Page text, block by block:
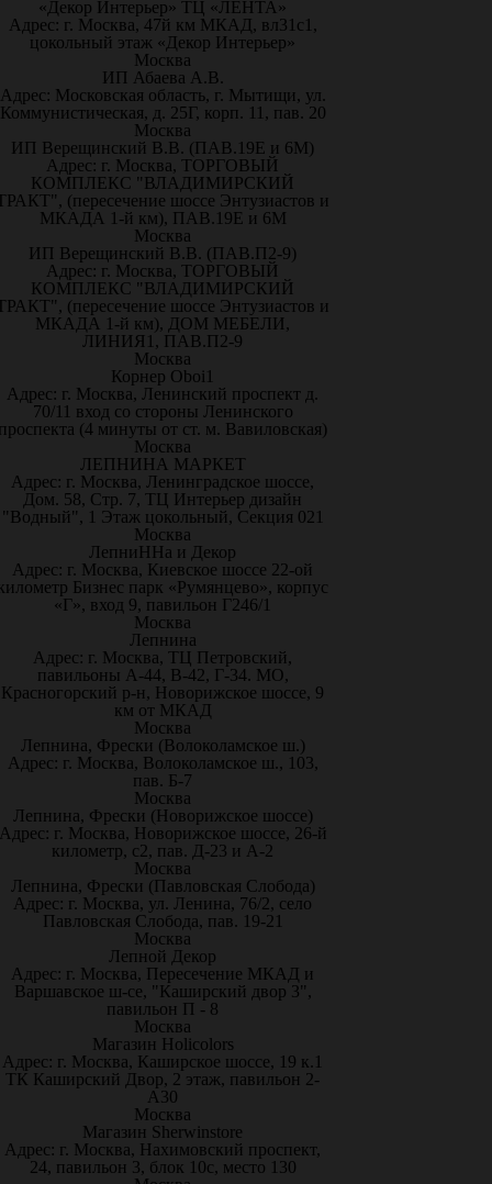
«Декор Интерьер» ТЦ «ЛЕНТА»
Адрес: г. Москва, 47й км МКАД, вл31с1,
цокольный этаж «Декор Интерьер»
Москва
ИП Абаева А.В.
Адрес: Московская область, г. Мытищи, ул.
Коммунистическая, д. 25Г, корп. 11, пав. 20
Москва
ИП Верещинский В.В. (ПАВ.19Е и 6М)
Адрес: г. Москва, ТОРГОВЫЙ
КОМПЛЕКС "ВЛАДИМИРСКИЙ
(пересечение шоссе Энтузиастов и
МКАДА 1-й км), ПАВ.19Е и 6М
Москва
ИП Верещинский В.В. (ПАВ.П2-9)
Адрес: г. Москва, ТОРГОВЫЙ
КОМПЛЕКС "ВЛАДИМИРСКИЙ
(пересечение шоссе Энтузиастов и
МКАДА 1-й км), ДОМ МЕБЕЛИ,
ЛИНИЯ1, ПАВ.П2-9
Москва
Корнер Oboi1
Адрес: г. Москва, Ленинский проспект д.
70/11 вход со стороны Ленинского
(4 минуты от ст. м. Вавиловская)
Москва
ЛЕПНИНА МАРКЕТ
Адрес: г. Москва, Ленинградское шоссе,
Дом. 58, Стр. 7, ТЦ Интерьер дизайн
"Водный", 1 Этаж цокольный, Секция 021
Москва
ЛепниННа и Декор
Адрес: г. Москва, Киевское шоссе 22-ой
Бизнес парк «Румянцево», корпус
«Г», вход 9, павильон Г246/1
Москва
Лепнина
Адрес: г. Москва, ТЦ Петровский,
павильоны А-44, В-42, Г-34. МО,
Красногорский р-н, Новорижское шоссе, 9
км от МКАД
Москва
Лепнина, Фрески (Волоколамское ш.)
Адрес: г. Москва, Волоколамское ш., 103,
пав. Б-7
Москва
Лепнина, Фрески (Новорижское шоссе)
г. Москва, Новорижское шоссе, 26-й
километр, с2, пав. Д-23 и А-2
Москва
Лепнина, Фрески (Павловская Слобода)
Адрес: г. Москва, ул. Ленина, 76/2, село
Павловская Слобода, пав. 19-21
Москва
Лепной Декор
Адрес: г. Москва, Пересечение МКАД и
Варшавское ш-се, "Каширский двор 3",
павильон П - 8
Москва
Магазин Holicolors
Адрес: г. Москва, Каширское шоссе, 19 к.1
ТК Каширский Двор, 2 этаж, павильон 2-
А30
Москва
Магазин Sherwinstore
Адрес: г. Москва, Нахимовский проспект,
24, павильон 3, блок 10с, место 130